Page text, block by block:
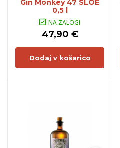
Gin Monkey 47 SLOE
0,5 l
NA ZALOGI
47,90 €
Dodaj v košarico